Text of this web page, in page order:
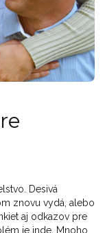
Desivá
znovu vydá, alebo
aj odkazov pre
je inde. Mnoho